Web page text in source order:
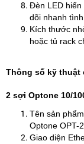
Đèn LED hiển
dõi nhanh
Kích thước
hoặc tủ rack
Thông số kỹ thuật
2 sợi Optone 10/
Tên sản
Optone OPT-
Giao diện